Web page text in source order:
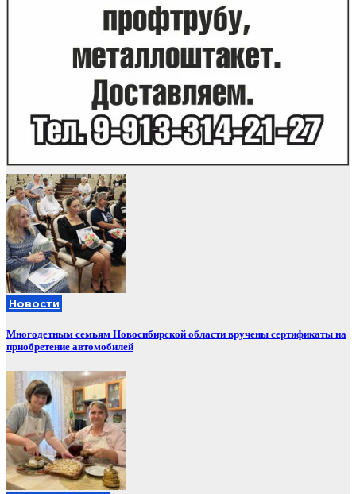
Новости
Многодетным семьям Новосибирской области вручены сертификаты на
приобретение автомобилей